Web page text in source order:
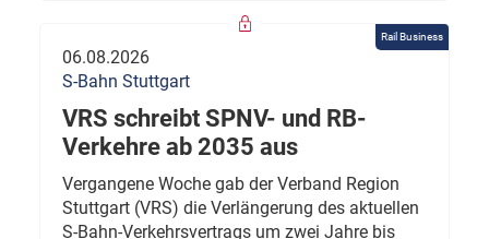
Rail Business
06.08.2026
S-Bahn Stuttgart
VRS schreibt SPNV- und RB-
Verkehre ab 2035 aus
Vergangene Woche gab der Verband Region
Stuttgart (VRS) die Verlängerung des aktuellen
S-Bahn-Verkehrsvertrags um zwei Jahre bis